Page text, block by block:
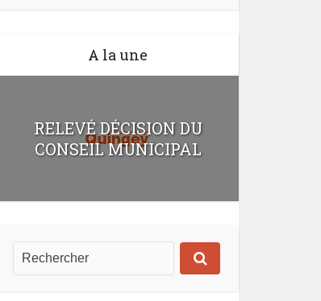
A la une
RELEVÉ DÉCISION DU
CONSEIL MUNICIPAL